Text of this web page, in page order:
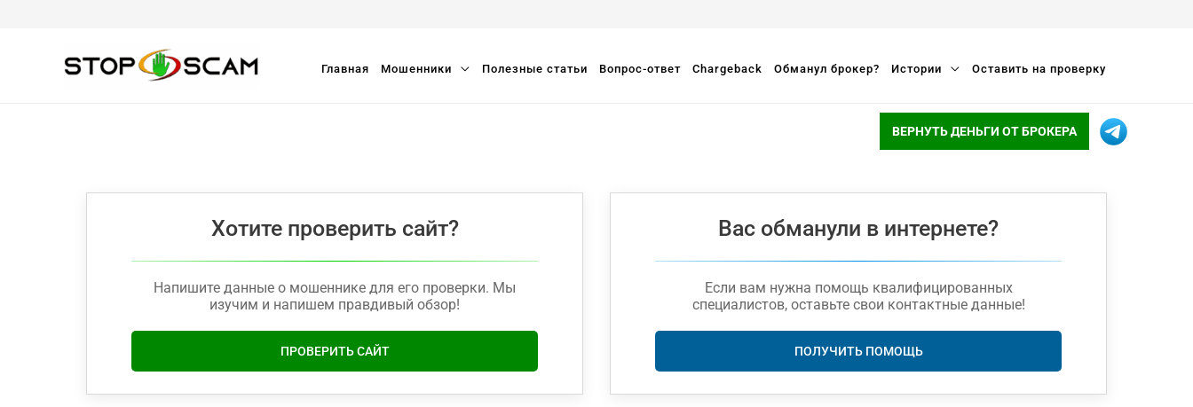
Главная Мошенники Полезные статьи Вопрос-ответ Chargeback Обманул брокер? Истории Оставить на проверку
ВЕРНУТЬ ДЕНЬГИ ОТ БРОКЕРА
Хотите проверить сайт?
Напишите данные о мошеннике для его проверки. Мы
изучим и напишем правдивый обзор!
ПРОВЕРИТЬ САЙТ
Вас обманули в интернете?
Если вам нужна помощь квалифицированных
специалистов, оставьте свои контактные данные!
ПОЛУЧИТЬ ПОМОЩЬ